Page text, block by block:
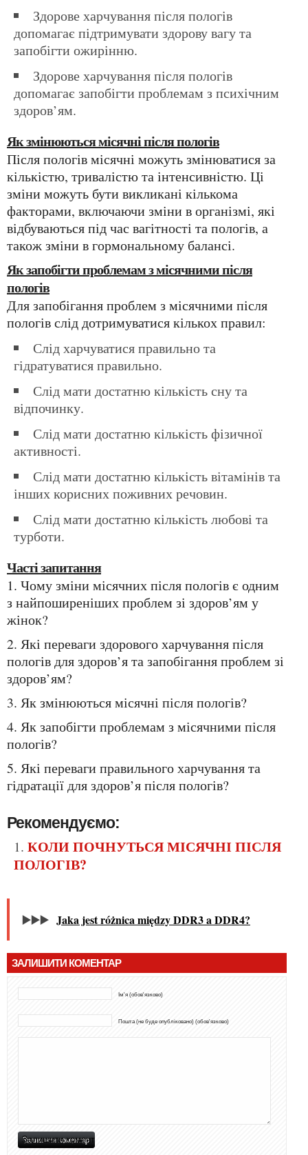
Здорове харчування після пологів
допомагає підтримувати здорову вагу та
запобігти ожирінню.
Здорове харчування після пологів
допомагає запобігти проблемам з психічним
здоров’ям.
Як змінюються місячні після пологів
Після пологів місячні можуть змінюватися за
кількістю, тривалістю та інтенсивністю. Ці
зміни можуть бути викликані кількома
факторами, включаючи зміни в організмі, які
відбуваються під час вагітності та пологів, а
також зміни в гормональному балансі.
Як запобігти проблемам з місячними після
пологів
Для запобігання проблем з місячними після
пологів слід дотримуватися кількох правил:
Слід харчуватися правильно та
гідратуватися правильно.
Слід мати достатню кількість сну та
відпочинку.
Слід мати достатню кількість фізичної
активності.
Слід мати достатню кількість вітамінів та
інших корисних поживних речовин.
Слід мати достатню кількість любові та
турботи.
Часті запитання
1. Чому зміни місячних після пологів є одним
з найпоширеніших проблем зі здоров’ям у
жінок?
2. Які переваги здорового харчування після
пологів для здоров’я та запобігання проблем зі
здоров’ям?
3. Як змінюються місячні після пологів?
4. Як запобігти проблемам з місячними після
пологів?
5. Які переваги правильного харчування та
гідратації для здоров’я після пологів?
Рекомендуємо:
КОЛИ ПОЧНУТЬСЯ МІСЯЧНІ ПІСЛЯ
ПОЛОГІВ?
▶️▶️▶️ Jaka jest różnica między DDR3 a DDR4?
ЗАЛИШИТИ КОМЕНТАР
Ім'я (обов'язково)
Пошта (не буде опубліковано) (обов'язково)